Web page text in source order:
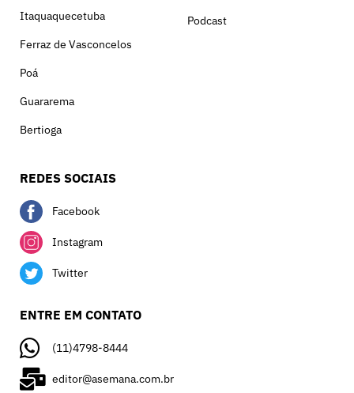
Itaquaquecetuba
Ferraz de Vasconcelos
Poá
Guararema
Bertioga
Podcast
REDES SOCIAIS
Facebook
Instagram
Twitter
ENTRE EM CONTATO
(11)4798-8444
editor@asemana.com.br